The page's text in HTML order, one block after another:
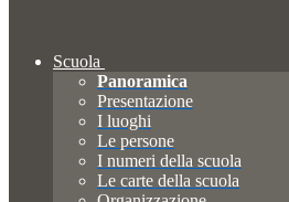
Scuola
Panoramica
Presentazione
I luoghi
Le persone
I numeri della scuola
Le carte della scuola